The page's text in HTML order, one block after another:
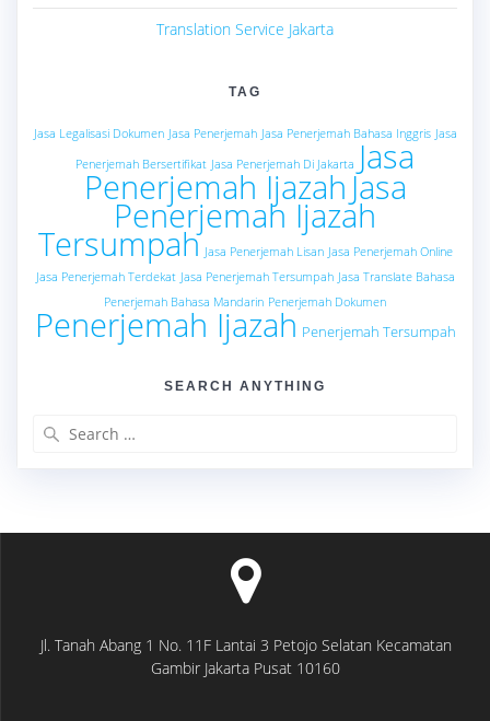
Translation Service Jakarta
TAG
Jasa Legalisasi Dokumen Jasa Penerjemah Jasa Penerjemah Bahasa Inggris Jasa
Penerjemah Bersertifikat Jasa Penerjemah Di Jakarta Jasa
Penerjemah Ijazah Jasa
Penerjemah Ijazah
Tersumpah Jasa Penerjemah Lisan Jasa Penerjemah Online
Jasa Penerjemah Terdekat Jasa Penerjemah Tersumpah Jasa Translate Bahasa
Penerjemah Bahasa Mandarin Penerjemah Dokumen
Penerjemah Ijazah Penerjemah Tersumpah
SEARCH ANYTHING
Jl. Tanah Abang 1 No. 11F Lantai 3 Petojo Selatan Kecamatan
Gambir Jakarta Pusat 10160